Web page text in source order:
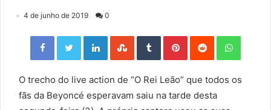
4 de junho de 2019 0
Facebook Twitter LinkedIn StumbleUpon Tumblr Pinterest Reddit
O trecho do live action de “O Rei Leão” que todos os
fãs da Beyoncé esperavam saiu na tarde desta